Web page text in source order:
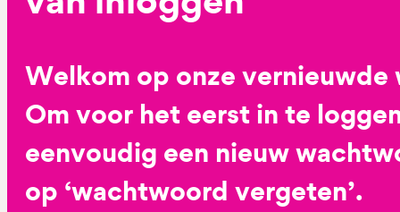
Welkom op onze vernieuwde
Om voor het eerst in te
eenvoudig een nieuw
op ‘wachtwoord vergeten’.